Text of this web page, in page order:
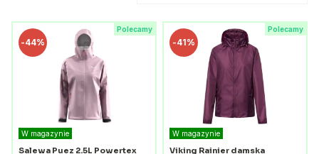
Polecamy
-44%
W magazynie
Salewa Puez 2.5L Powertex
Polecamy
-41%
W magazynie
Viking Rainier damska